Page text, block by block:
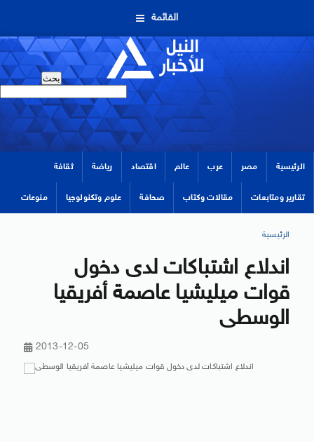
القائمة
الرئيسية مصر عرب عالم اقتصاد رياضة ثقافة
تقارير ومتابعات مقالات وكتاب صحافة علوم وتكنولوجيا منوعات
الرئيسية
اندلاع اشتباكات لدى دخول
قوات ميليشيا عاصمة أفريقيا
الوسطى
2013-12-05